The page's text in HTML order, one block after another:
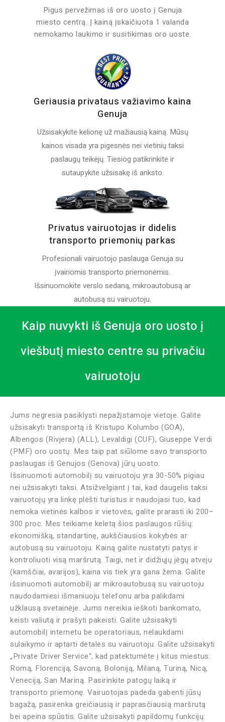
Pigus pervežimas iš oro uosto į Genuja
miesto centrą. Į kainą įskaičiuota 1 valanda
nemokamo laukimo ir susitikimas oro uoste.
Geriausia privataus važiavimo kaina
Genuja
Užsisakykite kelionę už mažiausią kainą. Mūsų
kainos visada yra pigesnės nei vietinių taksi
paslaugų teikėjų. Tiesiog patikrinkite ir
sutaupykite užsisakę iš anksto.
Privatus vairuotojas ir didelis
transporto priemonių parkas
Profesionali vairuotojo paslauga Genuja su
įvairiomis transporto priemonėmis.
Išsinuomokite verslo sedaną, mikroautobusą ar
autobusą su vairuotoju.
Kaip nuvykti iš Genuja oro uosto į
viešbutį miesto centre su privačiu
vairuotoju
Jums negresia pasiklysti nepažįstamoje vietoje. Galite
užsisakyti transportą iš Kristupo Kolumbo (GOA),
Albengos (Rivjera) (ALL), Levaldigi (CUF), Giuseppe Verdi
(PMF) oro uostų. Mes taip pat siūlome savo transporto
paslaugas iš Genujos (Genova) jūrų uosto.
Išsinuomoti automobilį su vairuotoju yra 30-50% pigiau
nei užsisakyti taksi. Atsižvelgiant į tai, kad daugelis taksi
vairuotojų yra linkę plėšti turistus ir naudojasi tuo, kad
nemoka vietinės kalbos ir vietovės, galite prarasti iki 200–
300 proc. Mes teikiame keletą šios paslaugos rūšių:
ekonomišką, standartinę, aukščiausios kokybės ar
autobusą su vairuotoju. Kainą galite nustatyti patys ir
kontroliuoti visą maršrutą. Taigi, net ir didžiųjų jėgų atveju
(kamščiai, avarijos), kaina vis tiek yra gana žema. Galite
išsinuomoti automobilį ar mikroautobusą su vairuotoju
naudodamiesi išmaniuoju telefonu arba palikdami
užklausą svetainėje. Jums nereikia ieškoti bankomato,
keisti valiutą ir prašyti pakeisti. Galite užsisakyti
automobilį internetu be operatoriaus, nelaukdami
sulaikymo ir aptarti detales su vairuotoju. Galite užsisakyti
„Private Driver Service“, kad patektumėte į kitus miestus:
Romą, Florenciją, Savoną, Boloniją, Milaną, Turiną, Nicą,
Veneciją, San Mariną. Pasirinkite patogų laiką ir
transporto priemonę. Vairuotojas padeda gabenti jūsų
bagažą, pasirenka greičiausią ir paprasčiausią maršrutą
bei apeina spūstis. Galite užsisakyti papildomų funkcijų: